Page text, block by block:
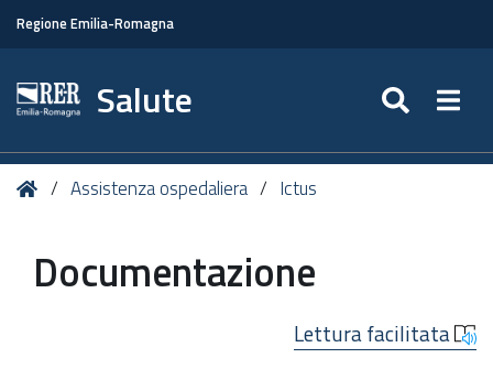
Regione Emilia-Romagna
Salute
Tu HomeAssistenza ospedaliera Ictus
Documentazione
Lettura facilitata